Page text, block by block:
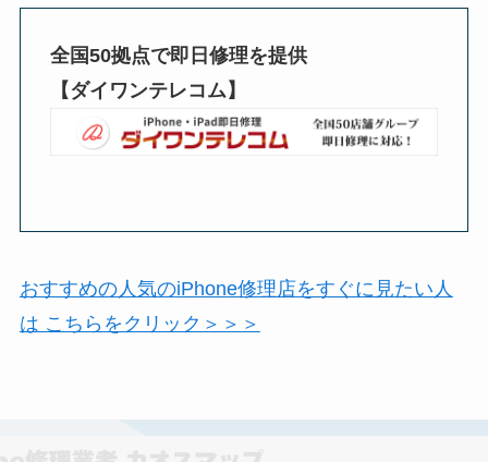
全国50拠点で即日修理を提供
【ダイワンテレコム】
おすすめの人気のiPhone修理店をすぐに見たい人
は こちらをクリック＞＞＞